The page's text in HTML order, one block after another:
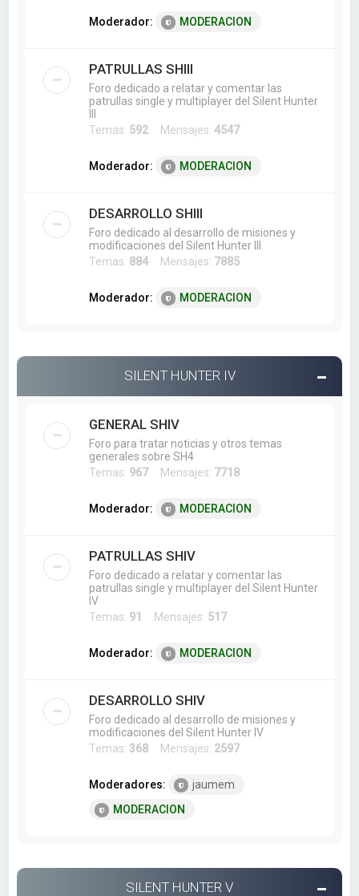
Moderador: MODERACION
PATRULLAS SHIII
Foro dedicado a relatar y comentar las
patrullas single y multiplayer del Silent Hunter
Temas: 592Mensajes:4547
Moderador: MODERACION
DESARROLLO SHIII
Foro dedicado al desarrollo de misiones y
modificaciones del Silent Hunter III
Temas: 884 Mensajes: 7885
Moderador: MODERACION
SILENT HUNTER IV
GENERAL SHIV
Foro para tratar noticias y otros temas
generales sobre SH4
Temas: 967Mensajes: 7718
Moderador: MODERACION
PATRULLAS SHIV
Foro dedicado a relatar y comentar las
patrullas single y multiplayer del Silent Hunter
IV
Temas: 91 Mensajes: 517
Moderador: MODERACION
DESARROLLO SHIV
Foro dedicado al desarrollo de misiones y
modificaciones del Silent Hunter IV
Temas: 368 Mensajes: 2597
Moderadores:
jaumem
MODERACION
SILENT HUNTER V